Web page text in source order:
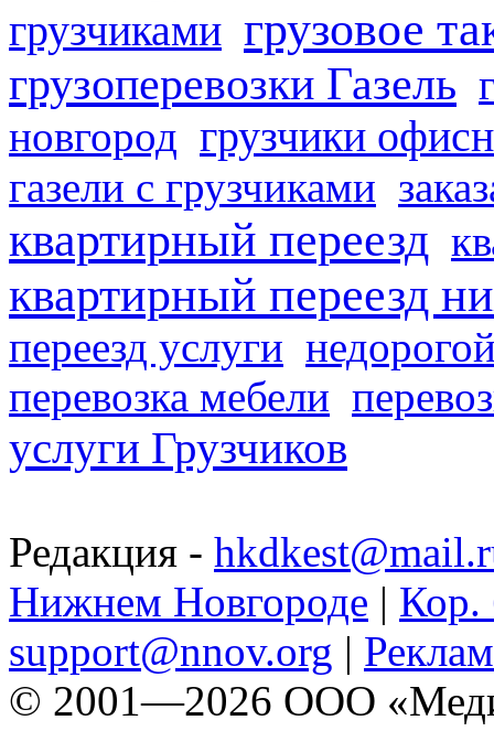
грузчиками грузовое
грузоперевозки Газель
новгород грузчики
газели с грузчиками
квартирный переезд
квартирный переезд
переезд услуги
перевозка мебели
услуги Грузчиков
Редакция -
Нижнем Новгороде | Кор.
support@nnov.org |
© 2001—2026 ООО